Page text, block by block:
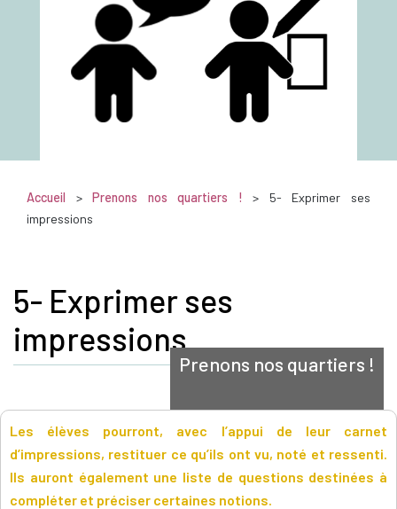
Accueil >Prenons nos quartiers !
> 5- Exprimer ses
impressions
5- Exprimer ses
impressions
Prenons nos quartiers !
Les élèves pourront, avec l’appui de leur carnet
d’impressions, restituer ce qu’ils ont vu, noté et ressenti.
Ils auront également une liste de questions destinées à
compléter et préciser certaines notions.